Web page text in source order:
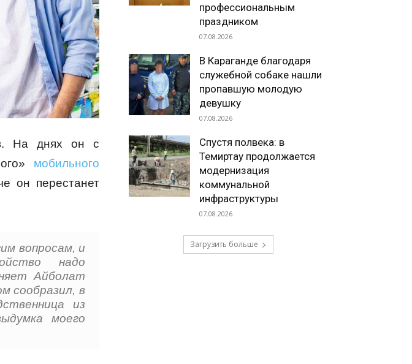
На днях он с
мобильного
он перестанет
вопросам, и
надо
Айболат
сообразил, в
из
моего
профессиональным
праздником
07.08.2026
В Караганде благодаря
служебной собаке нашли
пропавшую молодую
девушку
07.08.2026
Спустя полвека: в
Темиртау продолжается
модернизация
коммунальной
инфраструктуры
07.08.2026
Загрузить больше